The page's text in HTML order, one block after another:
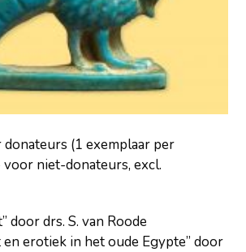
(1 exemplaar per
voor niet-donateurs, excl.
door drs. S. van Roode
en erotiek in het oude Egypte” door